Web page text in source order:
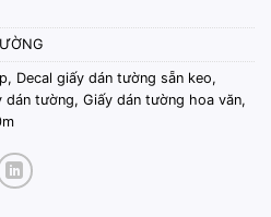
, Decal giấy dán tường sẵn keo,
dán tường, Giấy dán tường hoa văn,